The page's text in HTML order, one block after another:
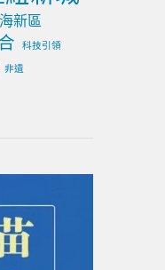
新區
科技引領
非遺